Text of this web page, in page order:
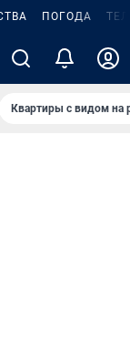
ПОГОДА
Квартиры с видом на